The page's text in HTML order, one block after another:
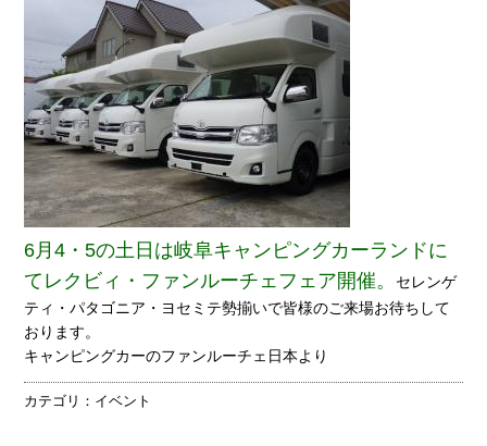
6月4・5の土日は岐阜キャンピングカーランドに
てレクビィ・ファンルーチェフェア開催。
セレンゲ
ティ・パタゴニア・ヨセミテ勢揃いで皆様のご来場お待ちして
おります。
キャンピングカーのファンルーチェ日本より
カテゴリ： イベント